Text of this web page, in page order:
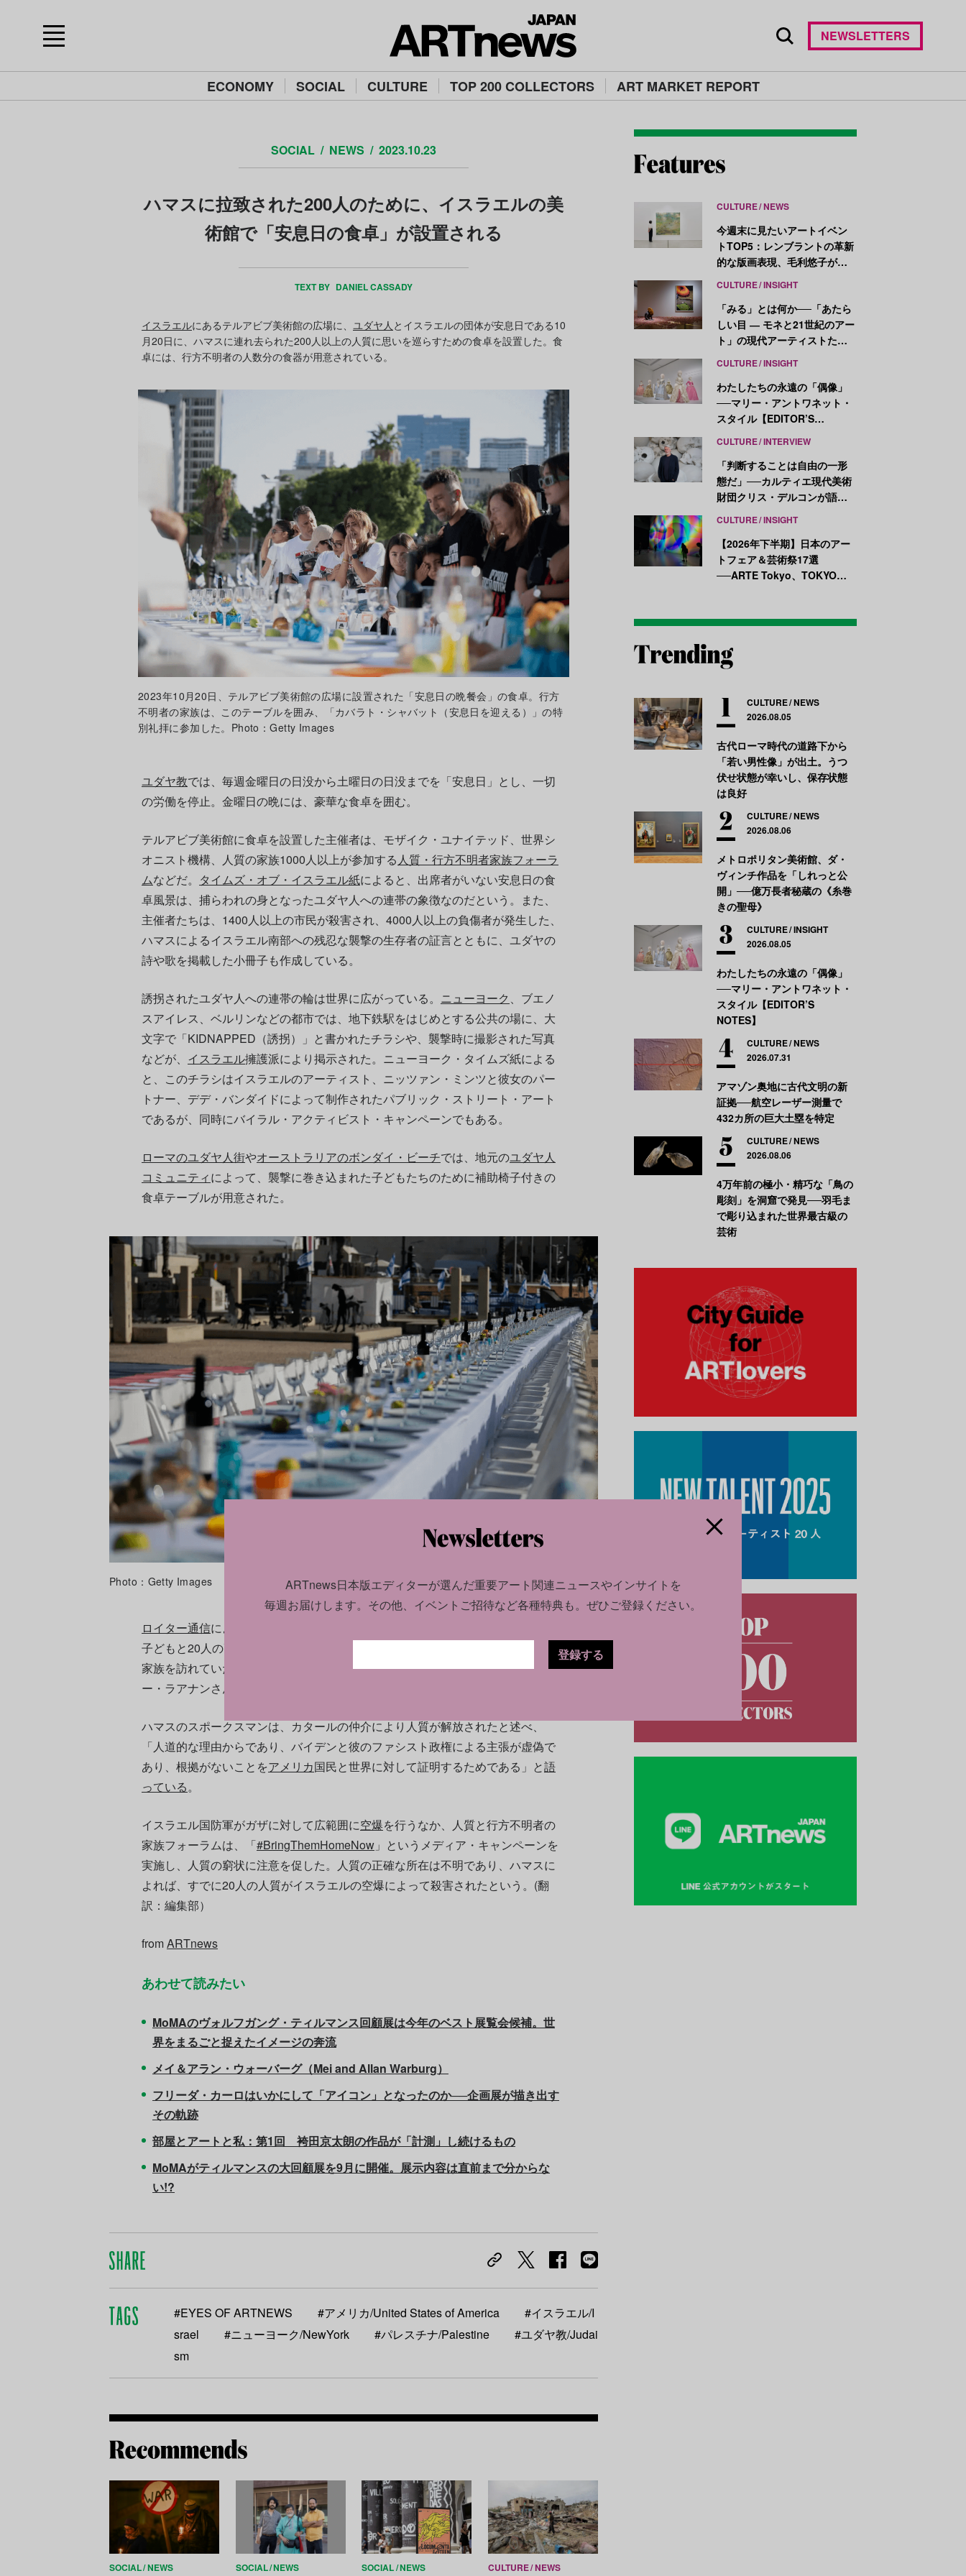
ECONOMY SOCIAL CULTURE TOP 200 COLLECTORS ART MARKET REPORT
NEWSLETTERS
SOCIAL NEWS 2023.10.23
ハマスに拉致された200人のために、イスラエルの美
術館で「安息日の食卓」が設置される
TEXT BY DANIEL CASSADY
イスラエルにあるテルアビブ美術館の広場に、 ユダヤ人 とイスラエルの団体が安息日である10
月20日に、ハマスに連れ去られた200人以上の人質に思いを巡らすための食卓を設置した。食
卓には、行方不明者の人数分の食器が用意されている。
2023年10月20日、テルアビブ美術館の広場に設置された「安息日の晩餐会」の食卓。行方
不明者の家族は、このテーブルを囲み、「カバラト・シャバット（安息日を迎える）」の特
別礼拝に参加した。Photo：Getty Images
ユダヤ教では、毎週金曜日の日没から土曜日の日没までを「安息日」とし、一切
の労働を停止。金曜日の晩には、豪華な食卓を囲む。
テルアビブ美術館に食卓を設置した主催者は、モザイク・ユナイテッド、世界シ
オニスト機構、人質の家族1000人以上が参加する人質・行方不明者家族フォーラ
ムなどだ。 タイムズ・オブ・イスラエル紙によると、出席者がいない安息日の食
卓風景は、捕らわれの身となったユダヤ人への連帯の象徴なのだという。また、
主催者たちは、1400人以上の市民が殺害され、4000人以上の負傷者が発生した、
ハマスによるイスラエル南部への残忍な襲撃の生存者の証言とともに、ユダヤの
詩や歌を掲載した小冊子も作成している。
誘拐されたユダヤ人への連帯の輪は世界に広がっている。 ニューヨーク 、ブエノ
スアイレス、ベルリンなどの都市では、地下鉄駅をはじめとする公共の場に、大
文字で「KIDNAPPED（誘拐）」と書かれたチラシや、襲撃時に撮影された写真
などが、 イスラエル擁護派により掲示された。ニューヨーク・タイムズ紙による
と、このチラシはイスラエルのアーティスト、ニッツァン・ミンツと彼女のパー
トナー、デデ・バンダイドによって制作されたパブリック・ストリート・アート
であるが、同時にバイラル・アクティビスト・キャンペーンでもある。
ローマのユダヤ人街やオーストラリアのボンダイ・ビーチでは、地元のユダヤ人
コミュニティによって、襲撃に巻き込まれた子どもたちのために補助椅子付きの
食卓テーブルが用意された。
Photo：Getty Images
ロイター通信によれば、ガザ地区には200人以上の人質がおり、その中には30人の
子どもと20人の高齢者が含まれているという。10月20日には、イスラエルに住む
家族を訪れていたイリノイ州出身のジュディス・ラアナンさん（59）とナタリ
ー・ラアナンさん（17）の2人が
ハマスのスポークスマンは、カタールの仲介により人質が解放されたと述べ、
「人道的な理由からであり、バイデンと彼のファシスト政権による主張が虚偽で
あり、根拠がないことをアメリカ国民と世界に対して証明するためである」と語
っている。
イスラエル国防軍がガザに対して広範囲に空爆を行うなか、人質と行方不明者の
家族フォーラムは、「#BringThemHomeNow 」というメディア・キャンペーンを
実施し、人質の窮状に注意を促した。人質の正確な所在は不明であり、ハマスに
よれば、すでに20人の人質がイスラエルの空爆によって殺害されたという。(翻
訳：編集部）
fromARTnews
あわせて読みたい
MoMAのヴォルフガング・ティルマンス回顧展は今年のベスト展覧会候補。世
界をまるごと捉えたイメージの奔流
メイ＆アラン・ウォーバーグ（Mei and Allan Warburg）
フリーダ・カーロはいかにして「アイコン」となったのか──企画展が描き出す
その軌跡
部屋とアートと私：第1回 袴田京太朗の作品が「計測」し続けるもの
MoMAがティルマンスの大回顧展を9月に開催。展示内容は直前まで分からな
い!?
#EYES OF ARTNEWS #アメリカ/United States of America
#イスラエル/I
srael
#ニューヨーク/NewYork #パレスチナ/Palestine
#ユダヤ教/Judai
sm
SOCIAL NEWS SOCIAL NEWS SOCIAL NEWS CULTURE NEWS
CULTURE NEWS
今週末に見たいアートイベン
トTOP5：レンブラントの革新
的な版画表現、毛利悠子がヴ
CULTURE INSIGHT
「みる」とは何か──「あたら
しい目 ― モネと21世紀のアー
ト」の現代アーティストたち
CULTURE INSIGHT
わたしたちの永遠の「偶像」
──マリー・アントワネット・
スタイル【EDITOR’S
CULTURE INTERVIEW
「判断することは自由の一形
態だ」──カルティエ現代美術
財団クリス・デルコンが語
CULTURE INSIGHT
【2026年下半期】日本のアー
トフェア＆芸術祭17選
──ARTE Tokyo、TOKYO
CULTURE NEWS
2026.08.05
古代ローマ時代の道路下から
「若い男性像」が出土。うつ
伏せ状態が幸いし、保存状態
は良好
CULTURE NEWS
2026.08.06
メトロポリタン美術館、ダ・
ヴィンチ作品を「しれっと公
開」──億万長者秘蔵の《糸巻
きの聖母》
CULTURE INSIGHT
2026.08.05
わたしたちの永遠の「偶像」
──マリー・アントワネット・
スタイル【EDITOR’S
NOTES】
CULTURE NEWS
2026.07.31
アマゾン奥地に古代文明の新
証拠──航空レーザー測量で
432カ所の巨大土塁を特定
CULTURE NEWS
2026.08.06
4万年前の極小・精巧な「鳥の
彫刻」を洞窟で発見──羽毛ま
で彫り込まれた世界最古級の
芸術
ARTnews日本版エディターが選んだ重要アート関連ニュースやインサイトを
毎週お届けします。 その他、イベントご招待など各種特典も。ぜひご登録ください。
登録する